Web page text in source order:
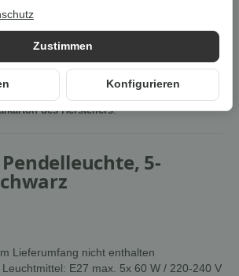
, vermeiden wir aufwendige
immer es möglich ist, versenden wir Ihre
des Herstellers.
5-
Lieferumfang nicht enthalten
E27 max. 5x 60 W / 220-240 V
Zustimmen
Konfigurieren